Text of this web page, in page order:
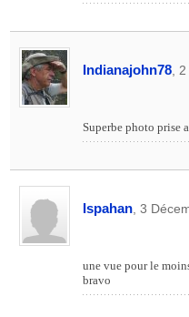
Indianajohn78 ,
Superbe photo prise
Ispahan , 3
une vue pour le
bravo